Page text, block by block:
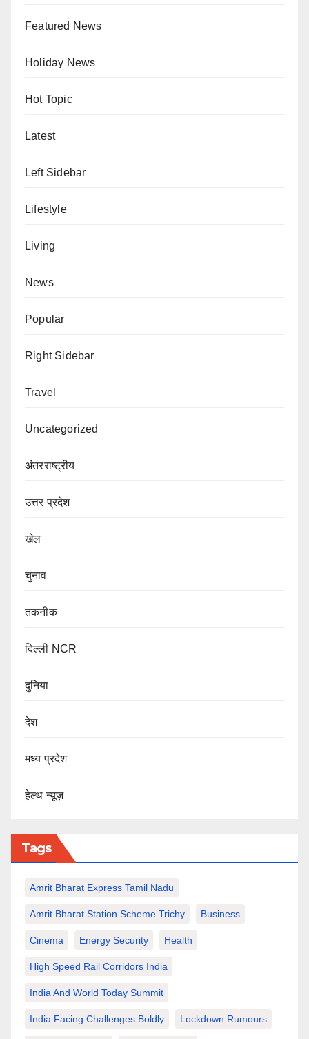
Featured News
Holiday News
Hot Topic
Latest
Left Sidebar
Lifestyle
Living
News
Popular
Right Sidebar
Travel
Uncategorized
अंतरराष्ट्रीय
उत्तर प्रदेश
खेल
चुनाव
तकनीक
दिल्ली NCR
दुनिया
देश
मध्य प्रदेश
हेल्थ न्यूज़
Tags
Amrit Bharat Express Tamil Nadu
Amrit Bharat Station Scheme Trichy Business
Cinema Energy Security Health
High Speed Rail Corridors India
India And World Today Summit
India Facing Challenges Boldly Lockdown Rumours